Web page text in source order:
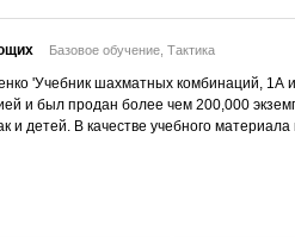
Базовое обучение, Тактика
'Учебник шахматных комбинаций, 1А
и был продан более чем 200,000
и детей. В качестве учебного